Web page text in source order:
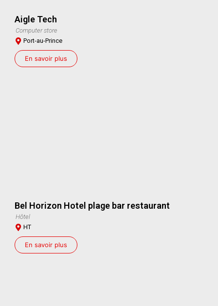
Aigle Tech
Computer store
Port-au-Prince
En savoir plus
Bel Horizon Hotel plage bar restaurant
Hôtel
HT
En savoir plus